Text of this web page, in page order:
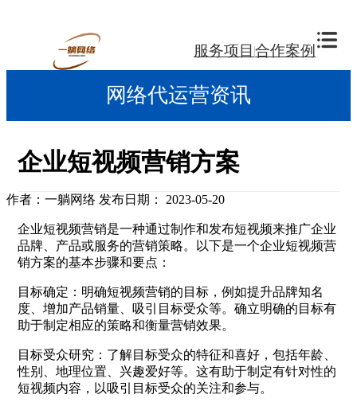
服务项目 合作案例
网络代运营资讯
企业短视频营销方案
作者：一躺网络 发布日期： 2023-05-20
企业短视频营销是一种通过制作和发布短视频来推广企业
品牌、产品或服务的营销策略。以下是一个企业短视频营
销方案的基本步骤和要点：
目标确定：明确短视频营销的目标，例如提升品牌知名
度、增加产品销量、吸引目标受众等。确立明确的目标有
助于制定相应的策略和衡量营销效果。
目标受众研究：了解目标受众的特征和喜好，包括年龄、
性别、地理位置、兴趣爱好等。这有助于制定有针对性的
短视频内容，以吸引目标受众的关注和参与。